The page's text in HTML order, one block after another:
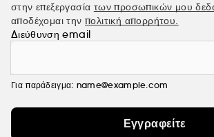
στην επεξεργασία των προσωπικών μου
αποδέχομαι την πολιτική απορρήτου.
Διεύθυνση email
Για παράδειγμα: name@example.com
Εγγραφείτε